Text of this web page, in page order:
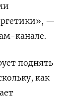
», —
канале.
поднять
как